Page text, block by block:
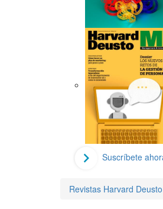
Suscríbete
Revistas Harvard Deusto